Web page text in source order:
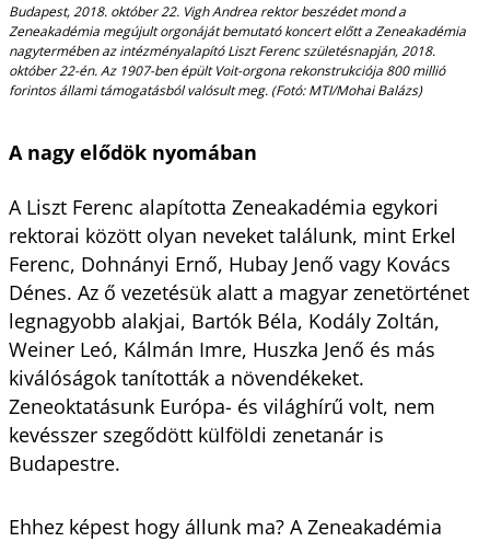
Budapest, 2018. október 22. Vigh Andrea rektor beszédet mond a
Zeneakadémia megújult orgonáját bemutató koncert előtt a Zeneakadémia
nagytermében az intézményalapító Liszt Ferenc születésnapján, 2018.
október 22-én. Az 1907-ben épült Voit-orgona rekonstrukciója 800 millió
forintos állami támogatásból valósult meg. (Fotó: MTI/Mohai Balázs)
A nagy elődök nyomában
A Liszt Ferenc alapította Zeneakadémia egykori
rektorai között olyan neveket találunk, mint Erkel
Ferenc, Dohnányi Ernő, Hubay Jenő vagy Kovács
Dénes. Az ő vezetésük alatt a magyar zenetörténet
legnagyobb alakjai, Bartók Béla, Kodály Zoltán,
Weiner Leó, Kálmán Imre, Huszka Jenő és más
kiválóságok tanították a növendékeket.
Zeneoktatásunk Európa- és világhírű volt, nem
kevésszer szegődött külföldi zenetanár is
Budapestre.
Ehhez képest hogy állunk ma? A Zeneakadémia